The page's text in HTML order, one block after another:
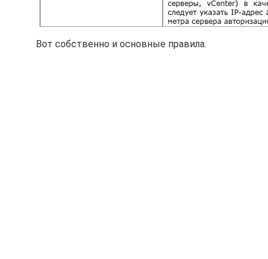
Вот собственно и основные правила.